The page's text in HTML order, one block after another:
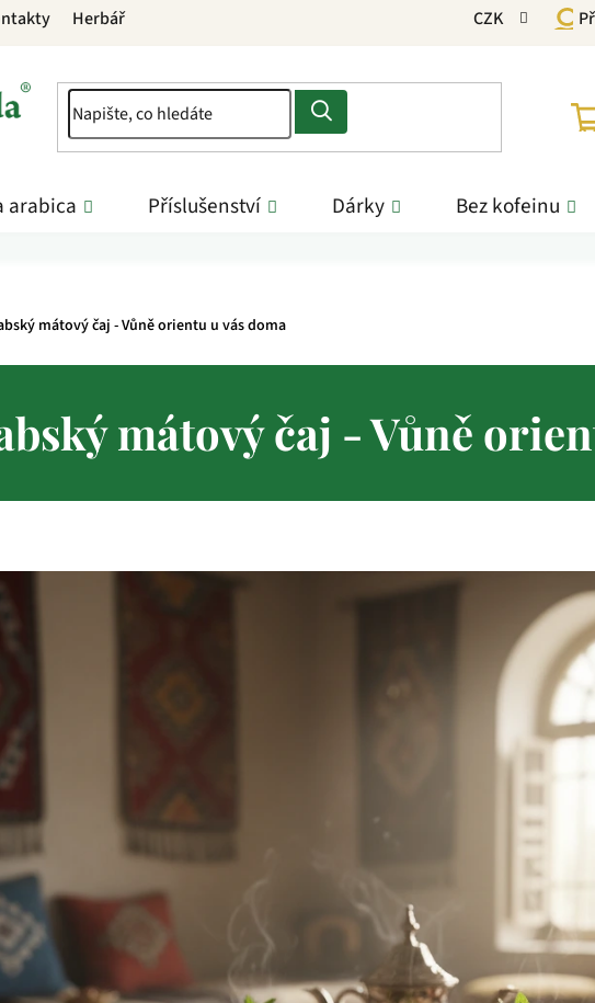
Herbář CZK
arabica Příslušenství Dárky Bez kofeinu
mátový čaj - Vůně orientu u vás doma
mátový čaj - Vůně